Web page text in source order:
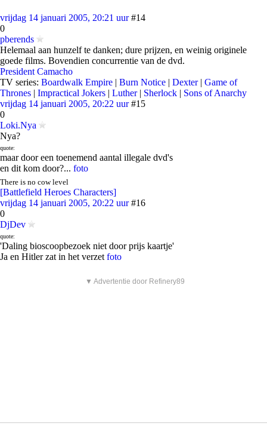
vrijdag 14 januari 2005, 20:21 uur #14
0
pberends
Helemaal aan hunzelf te danken; dure prijzen, en weinig originele
goede films. Bovendien concurrentie van de dvd.
President Camacho
TV series: Boardwalk Empire | Burn Notice | Dexter| Game of
Thrones | Impractical Jokers | Luther| Sherlock | Sons of Anarchy
vrijdag 14 januari 2005, 20:22 uur #15
0
Loki.Nya
Nya?
quote:
maar door een toenemend aantal illegale dvd's
en dit kom door?... foto
There is no cow level
[Battlefield Heroes Characters]
vrijdag 14 januari 2005, 20:22 uur #16
0
DjDev
quote:
'Daling bioscoopbezoek niet door prijs kaartje'
Ja en Hitler zat in het verzet foto
▼ Advertentie door Refinery89